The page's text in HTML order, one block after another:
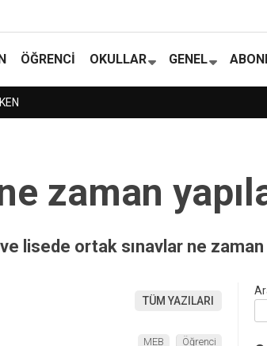
ÖĞRENCI OKULLAR GENEL
zaman
lisede ortak sınavlar ne zaman
TÜM YAZILARI
MEB Öğrenci